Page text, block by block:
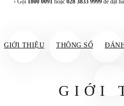
› Gọi 1800 0091 hoặc 028 3833 9999 để đặt
GIỚI THIỆU THÔNG SỐ
GIỚI